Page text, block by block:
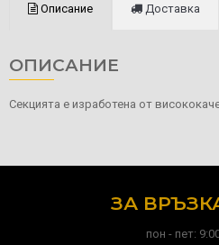
Описание Доставка
ОПИСАНИЕ
Секцията е изработена от
ЗА
пон - пет: